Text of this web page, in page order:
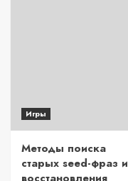
Игры
Методы поиска
старых seed-фраз и